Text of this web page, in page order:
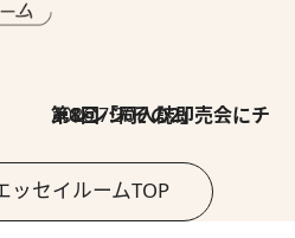
2026.7.30
第8回「同人誌即売会にチャレンジ その2」
ッセイルームTOP